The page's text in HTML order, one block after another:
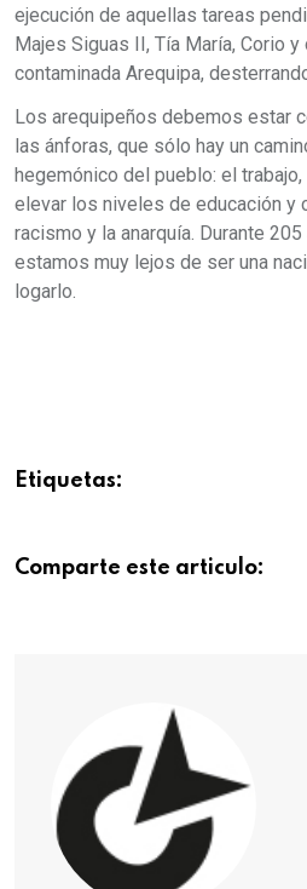
ejecución de aquellas tareas
Majes Siguas II, Tía María, Corio
contaminada Arequipa,
Los arequipeños debemos estar
las ánforas, que sólo hay un
hegemónico del pueblo: el
elevar los niveles de educación y
racismo y la anarquía. Durante
estamos muy lejos de ser una
logarlo.
Etiquetas:
Comparte este articulo: